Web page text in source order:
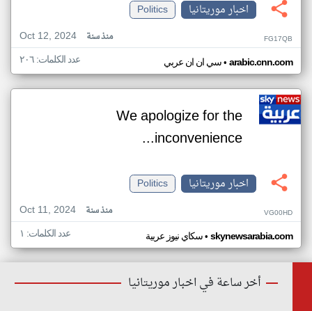
اخبار موريتانيا
Politics
Oct 12, 2024
منذ سنة FG17QB
سي ان ان عربي• arabic.cnn.com عدد الكلمات: ٢٠٦
We apologize for the
inconvenience...
اخبار موريتانيا
Politics
Oct 11, 2024
منذ سنة VG00HD
سكاي نيوز عربية• skynewsarabia.com عدد الكلمات: ١
أخر ساعة في اخبار موريتانيا